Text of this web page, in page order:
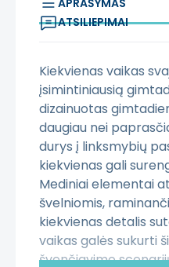
APRAŠYMAS
ATSILIEPIMAI
Kiekvienas vaikas
įsimintiniausią
dizainuotas
daugiau nei
durys į linksmybių
kiekvienas gali
Mediniai elementai
švelniomis,
kiekvienas detalis
vaikas galės sukurti
švenčiavimo